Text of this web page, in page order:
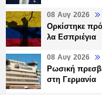
08 Αυγ 2026
Ορκίστηκε
λα Εσπριέγια
08 Αυγ 2026
Ρωσική
στη Γερμανία